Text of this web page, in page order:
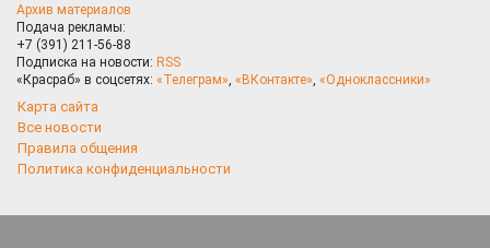
Архив материалов
Подача рекламы:
+7 (391) 211-56-88
Подписка на новости: RSS
«Красраб» в соцсетях: «Телеграм», «ВКонтакте», «Одноклассники»
Карта сайта
Все новости
Правила общения
Политика конфиденциальности